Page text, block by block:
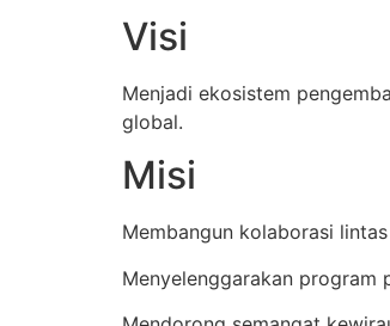
Visi
Menjadi ekosistem
global.
Misi
Membangun kolaborasi
Menyelenggarakan program